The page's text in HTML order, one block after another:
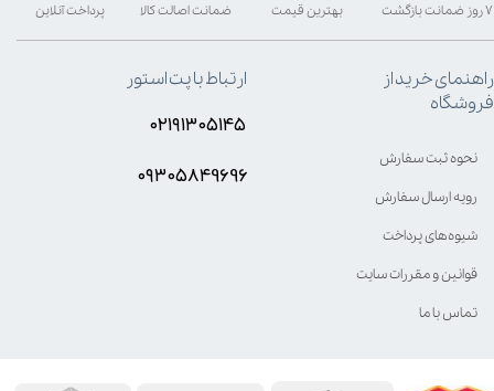
بهترین قیمت پرداخت آنلاین ۷ روز ضمانت بازگشت ضمانت اصالت کالا
راهنمای خرید از
فروشگاه
نحوه ثبت سفارش
رویه ارسال سفارش
شیوه‌های پرداخت
قوانین و مقررات سایت
تماس با ما
ارتباط با پت استور
۰۲۱۹۱۳۰۵۱۴۵
۰۹۳۰۵8۴9696